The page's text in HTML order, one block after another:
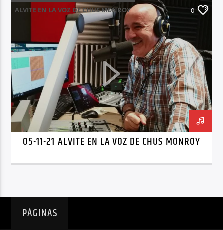
ALVITE EN LA VOZ DE CHUS MONROY
0
05-11-21 ALVITE EN LA VOZ DE CHUS MONROY
PÁGINAS